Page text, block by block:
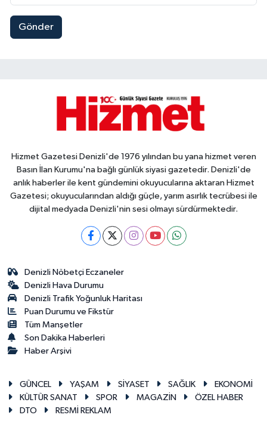
Gönder
Hizmet Gazetesi Denizli'de 1976 yılından bu yana hizmet veren
Basın İlan Kurumu'na bağlı günlük siyasi gazetedir. Denizli'de
anlık haberler ile kent gündemini okuyucularına aktaran Hizmet
Gazetesi; okuyucularından aldığı güçle, yarım asırlık tecrübesi ile
dijital medyada Denizli'nin sesi olmayı sürdürmektedir.
Denizli Nöbetçi Eczaneler
Denizli Hava Durumu
Denizli Trafik Yoğunluk Haritası
Puan Durumu ve Fikstür
Tüm Manşetler
Son Dakika Haberleri
Haber Arşivi
GÜNCEL YAŞAM SİYASET SAĞLIK
EKONOMİ
KÜLTÜR SANAT
SPOR MAGAZİN
ÖZEL HABER
DTO
RESMİ REKLAM